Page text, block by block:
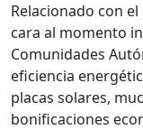
Relacionado con
cara al momento
Comunidades
eficiencia
placas solares,
bonificaciones